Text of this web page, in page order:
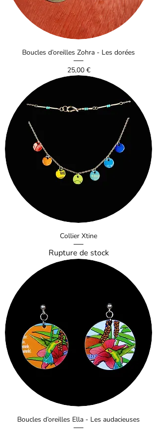
Boucles d’oreilles Zohra - Les dorées
Prix
25,00 €
Collier Xtine
Rupture de stock
Boucles d’oreilles Ella - Les audacieuses